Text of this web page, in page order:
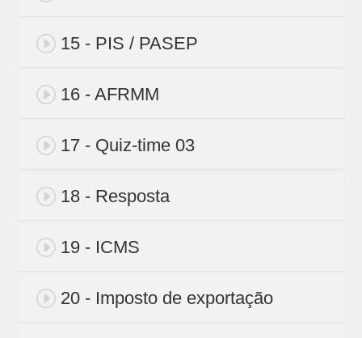
15 - PIS / PASEP
16 - AFRMM
17 - Quiz-time 03
18 - Resposta
19 - ICMS
20 - Imposto de exportação